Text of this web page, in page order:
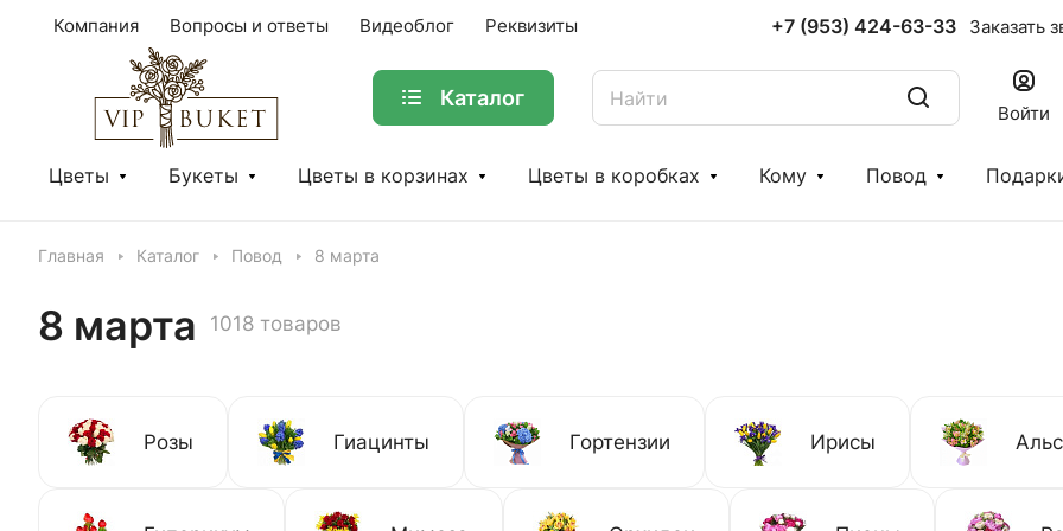
Компания Вопросы и ответы Видеоблог Реквизиты +7 (953) 424-63-33 Заказать
Каталог
Войти
Цветы Букеты Цветы в корзинах Цветы в коробках Кому Повод
Главная Каталог Повод 8 марта
8 марта 1018 товаров
Розы Гиацинты Гортензии Ирисы